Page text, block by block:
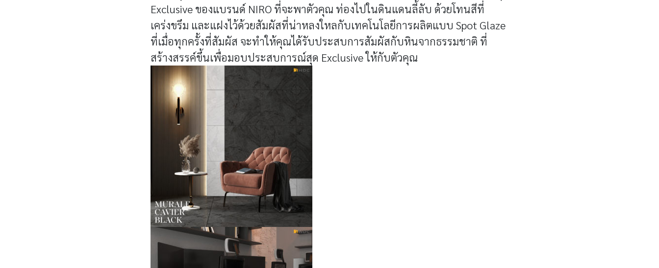
Exclusive ของแบรนด์ NIRO ที่จะพาตัวคุณ ท่องไปในดินแดนลี้ลับ ด้วยโทนสีที่
เคร่งขรึม และแฝงไว้ด้วยสัมผัสที่น่าหลงใหลกับเทคโนโลยีการผลิตแบบ Spot Glaze
ที่เมื่อทุกครั้งที่สัมผัส จะทำให้คุณได้รับประสบการสัมผัสกับหินจากธรรมชาติ ที่
สร้างสรรค์ขึ้นเพื่อมอบประสบการณ์สุด Exclusive ให้กับตัวคุณ